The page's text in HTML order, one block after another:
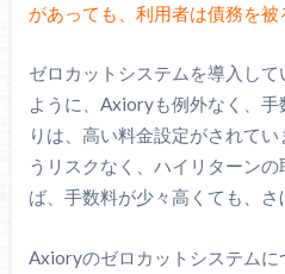
があっても、利用者は債務を
ゼロカットシステムを導入し
ように、Axioryも例外なく、手
りは、高い料金設定がされて
うリスクなく、ハイリターン
ば、手数料が少々高くても、さ
Axioryのゼロカットシステムに